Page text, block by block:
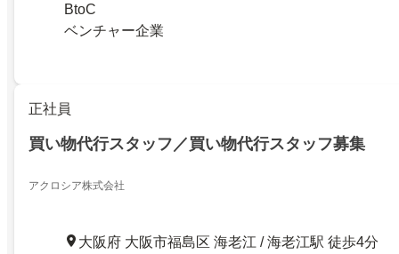
BtoC
ベンチャー企業
正社員
買い物代行スタッフ／買い物代行スタッフ募集
アクロシア株式会社
大阪府 大阪市福島区 海老江 / 海老江駅 徒歩4分